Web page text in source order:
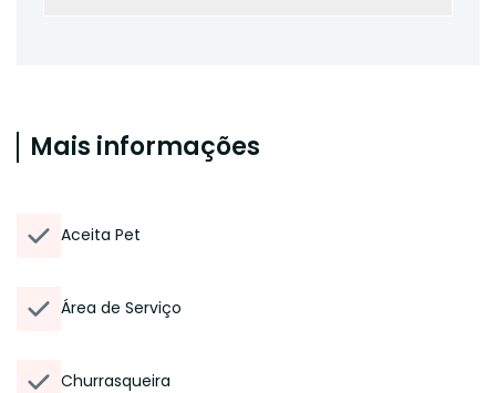
Mais informações
Aceita Pet
Área de Serviço
Churrasqueira